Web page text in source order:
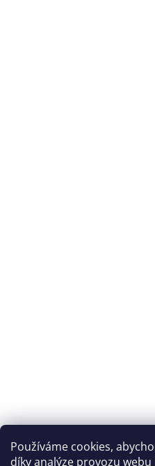
Používáme cookies,
díky analýze provozu